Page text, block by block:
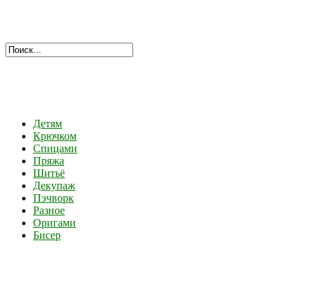
Детям
Крючком
Спицами
Пряжа
Шитьё
Декупаж
Пэчворк
Разное
Оригами
Бисер